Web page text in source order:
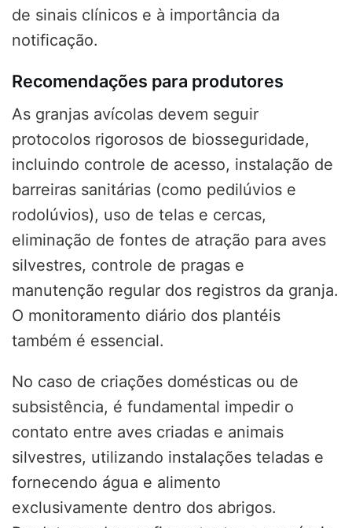
de sinais clínicos e à importância da
notificação.
Recomendações para produtores
As granjas avícolas devem seguir
protocolos rigorosos de biosseguridade,
incluindo controle de acesso, instalação de
barreiras sanitárias (como pedilúvios e
rodolúvios), uso de telas e cercas,
eliminação de fontes de atração para aves
silvestres, controle de pragas e
manutenção regular dos registros da granja.
O monitoramento diário dos plantéis
também é essencial.
No caso de criações domésticas ou de
subsistência, é fundamental impedir o
contato entre aves criadas e animais
silvestres, utilizando instalações teladas e
fornecendo água e alimento
exclusivamente dentro dos abrigos.